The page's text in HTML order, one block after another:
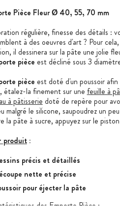
Pièce Fleur Ø 40, 55, 70 mm
régulière, finesse des détails :
à des oeuvres d'art ? Pour
il dessinera sur la pâte une jolie
pièce est décliné sous 3
pièce est doté d'un poussoir
étalez-la finement sur une feuille à
à pâtisserie doté de repère pour
malgré le silicone, saupoudrez un
la pâte à sucre, appuyez sur le
produit:
précis et détaillés
nette et précise
pour éjecter la pâte
des Emporte Pièce :